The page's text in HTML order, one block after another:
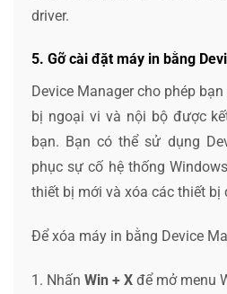
driver.
5. Gỡ cài đặt máy in bằng
Device Manager cho phép
bị ngoại vi và nội bộ được
bạn. Bạn có thể sử dụng
phục sự cố hệ thống
thiết bị mới và xóa các thiết bị
Để xóa máy in bằng Device
1. Nhấn Win + X để mở menu